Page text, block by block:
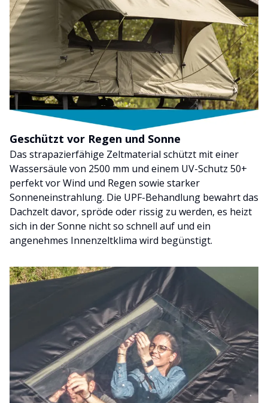
Geschützt vor Regen und Sonne
Das strapazierfähige Zeltmaterial schützt mit einer
Wassersäule von 2500 mm und einem UV-Schutz 50+
perfekt vor Wind und Regen sowie starker
Sonneneinstrahlung. Die UPF-Behandlung bewahrt das
Dachzelt davor, spröde oder rissig zu werden, es heizt
sich in der Sonne nicht so schnell auf und ein
angenehmes Innenzeltklima wird begünstigt.